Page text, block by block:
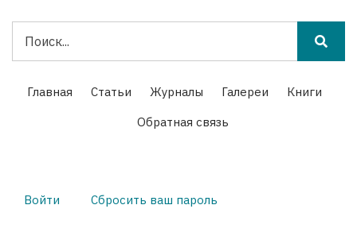
Main
navigation
Главная Статьи Журналы Галереи
Книги
Обратная связь
Войти (активная
Сбросить ваш пароль